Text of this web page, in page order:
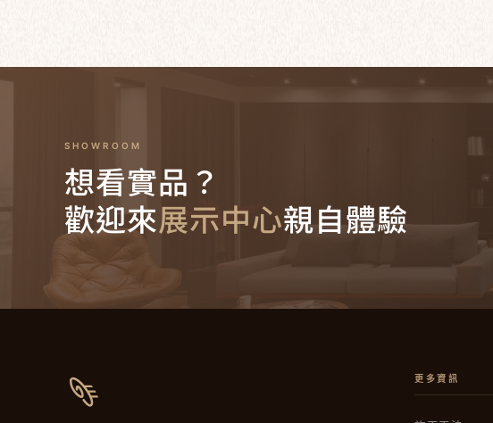
SHOWROOM
想看實品？
歡迎來展示中心親自體驗
更多資訊